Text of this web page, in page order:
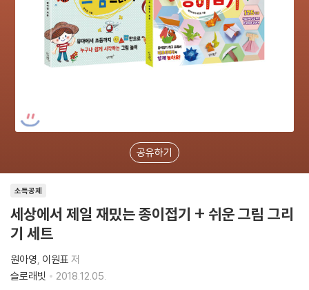
공유하기
소득공제
세상에서 제일 재밌는 종이접기 + 쉬운 그림 그리
기 세트
원아영 이원표 저
슬로래빗
2018.12.05.